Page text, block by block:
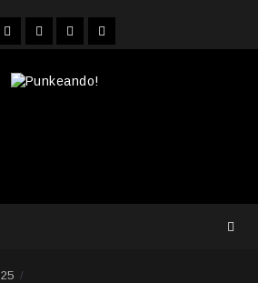
FacebookInstagram
YouTubeTwitter
25